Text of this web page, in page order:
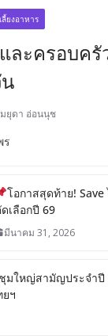
เลี้ยงอาหาร
ะครอบครั
มยุดา อ่อนนุช
ร
โอกาสสุดท้าย! Save
เลือกปี 69
มีนาคม 31, 2026
มใหญ่สามัญประจำปี
ฯ